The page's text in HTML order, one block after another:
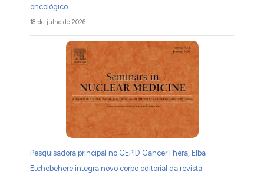
oncológico
18 de julho de 2026
Pesquisadora principal no CEPID CancerThera, Elba
Etchebehere integra novo corpo editorial da revista